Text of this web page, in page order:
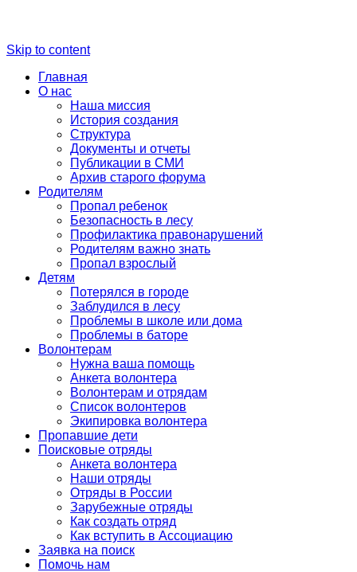
Skip to content
Главная
О нас
Наша миссия
История создания
Структура
Документы и отчеты
Публикации в СМИ
Архив старого форума
Родителям
Пропал ребенок
Безопасность в лесу
Профилактика правонарушений
Родителям важно знать
Пропал взрослый
Детям
Потерялся в городе
Заблудился в лесу
Проблемы в школе или дома
Проблемы в баторе
Волонтерам
Нужна ваша помощь
Анкета волонтера
Волонтерам и отрядам
Список волонтеров
Экипировка волонтера
Пропавшие дети
Поисковые отряды
Анкета волонтера
Наши отряды
Отряды в России
Зарубежные отряды
Как создать отряд
Как вступить в Ассоциацию
Заявка на поиск
Помочь нам